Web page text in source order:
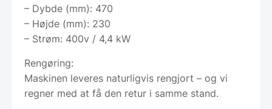
– Dybde (mm): 470
– Højde (mm): 230
– Strøm: 400v / 4,4 kW
Rengøring:
Maskinen leveres naturligvis rengjort – og vi
regner med at få den retur i samme stand.